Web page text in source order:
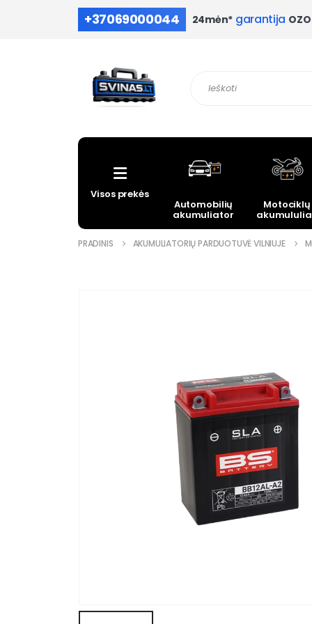
+37069000044 24mėn* garantija
Visos prekės
Automobilių
akumuliatoriai
Motociklų
PRADINIS AKUMULIATORIŲ PARDUOTUVĖ VILNIUJE